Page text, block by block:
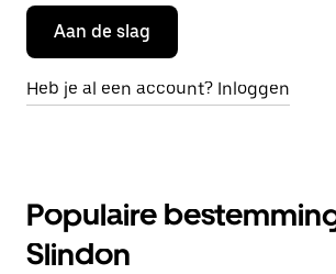
Aan de slag
Heb je al een account? Inloggen
Populaire
Slindon